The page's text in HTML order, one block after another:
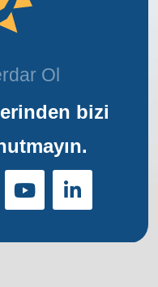
Ol
bizi